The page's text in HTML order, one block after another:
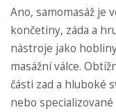
Ano, samomasáž je
končetiny, záda a
nástroje jako
masážní válce.
části zad a hluboké
nebo